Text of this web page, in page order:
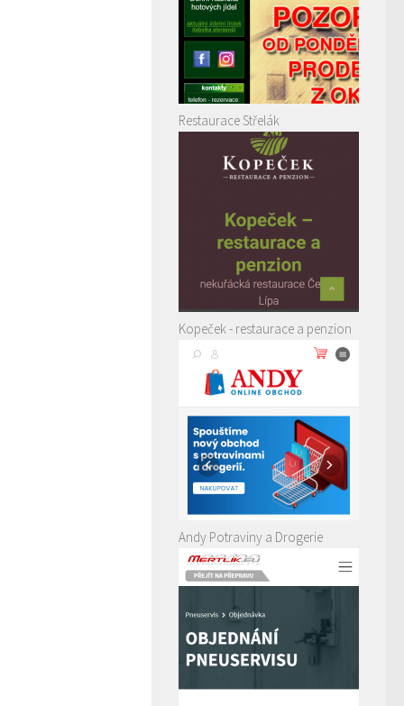
Restaurace Střelák
Kopeček - restaurace a penzion
Andy Potraviny a Drogerie